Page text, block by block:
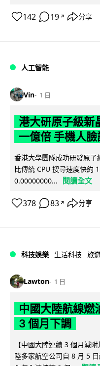
142 19 ↗ 分享
人工智能
Vin 1 日
港大研原子級新
一億倍 手機人
香港大學團隊成功研發原子
比傳統 CPU 搜尋速度快約
0.00000000...
閱讀全文
378 83 ↗ 分享
科技娛樂 生活科技 旅
Lawton 1 日
中國大陸航線燃
3 個月下調
【中國大陸連續 3 個月減
陸多家航空公司自 8 月 5